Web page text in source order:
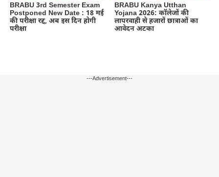
BRABU 3rd Semester Exam
Postponed New Date : 18 मई
की परीक्षा रद्द, अब इस दिन होगी
परीक्षा
BRABU Kanya Utthan
Yojana 2026: कॉलेजों की
लापरवाही से हजारों छात्राओं का
आवेदन अटका
---Advertisement---